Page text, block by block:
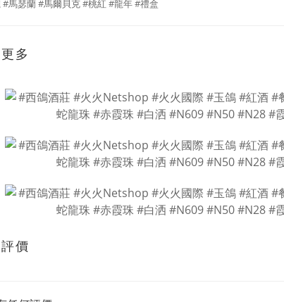
#馬瑟蘭 #馬爾貝克 #桃紅 #龍年 #禮盒
多
價